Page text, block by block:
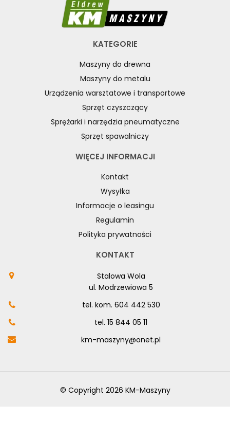
KATEGORIE
Maszyny do drewna
Maszyny do metalu
Urządzenia warsztatowe i transportowe
Sprzęt czyszczący
Sprężarki i narzędzia pneumatyczne
Sprzęt spawalniczy
WIĘCEJ INFORMACJI
Kontakt
Wysyłka
Informacje o leasingu
Regulamin
Polityka prywatności
KONTAKT
Stalowa Wola
ul. Modrzewiowa 5
tel. kom. 604 442 530
tel. 15 844 05 11
km-maszyny@onet.pl
© Copyright 2026 KM-Maszyny